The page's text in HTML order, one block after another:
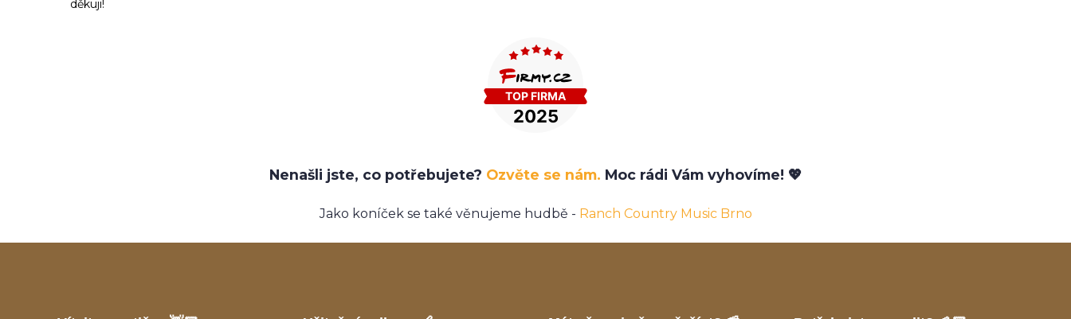
děkuji!
Nenašli jste, co potřebujete? Ozvěte se nám. Moc rádi Vám vyhovíme! 💖
Jako koníček se také věnujeme hudbě - Ranch Country Music Brno